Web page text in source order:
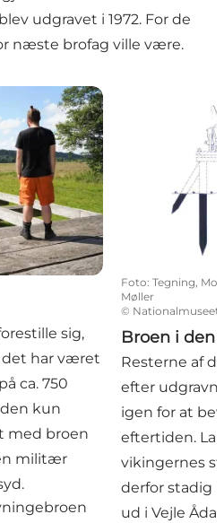
udgravet i 1972. For de
næste brofag ville være.
sig,
det har været
ca. 750
kun
med broen
militær
Foto: Tegning,
Møller
© Nationalmuseet
Broen i den
Resterne af
efter
igen for at
eftertiden.
vikingernes
derfor stadig
ud i Vejle Ådal.